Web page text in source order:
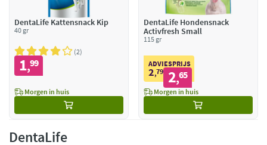
DentaLife Kattensnack Kip
40 gr
2
1,99
Morgen in huis
DentaLife Hondensnack
Activfresh Small
115 gr
ADVIESPRIJS
2,79 2,65
Morgen in huis
DentaLife